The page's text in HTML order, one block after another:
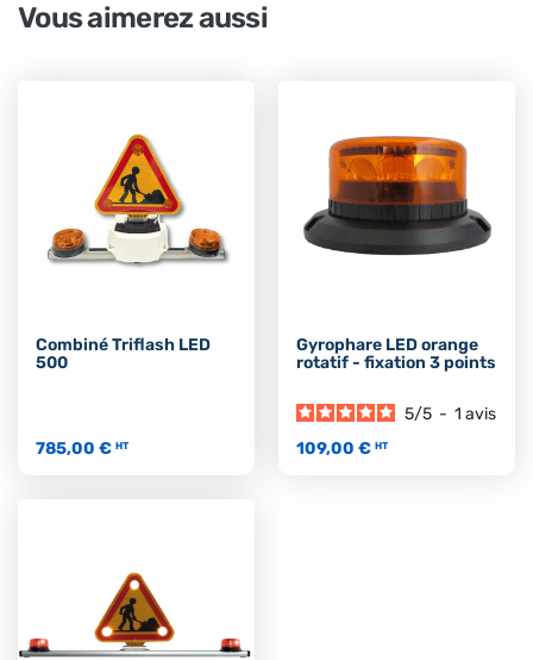
Vous aimerez aussi
Combiné Triflash LED
500
785,00 € HT
Gyrophare LED orange
rotatif - fixation 3 points
5/5 - 1 avis
109,00 € HT